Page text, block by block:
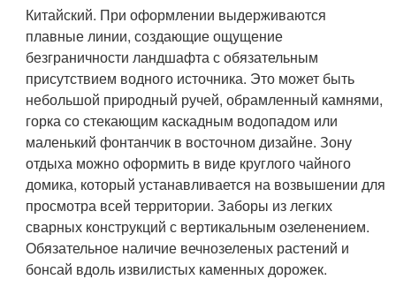
Китайский. При оформлении выдерживаются
плавные линии, создающие ощущение
безграничности ландшафта с обязательным
присутствием водного источника. Это может быть
небольшой природный ручей, обрамленный камнями,
горка со стекающим каскадным водопадом или
маленький фонтанчик в восточном дизайне. Зону
отдыха можно оформить в виде круглого чайного
домика, который устанавливается на возвышении для
просмотра всей территории. Заборы из легких
сварных конструкций с вертикальным озеленением.
Обязательное наличие вечнозеленых растений и
бонсай вдоль извилистых каменных дорожек.